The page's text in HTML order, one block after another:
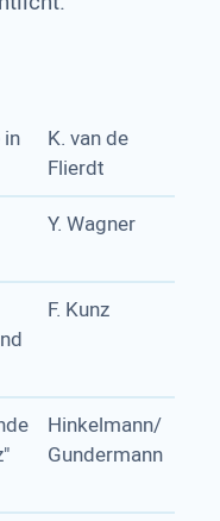
K. van de
Flierdt
Y. Wagner
F. Kunz
Hinkelmann/
Gundermann